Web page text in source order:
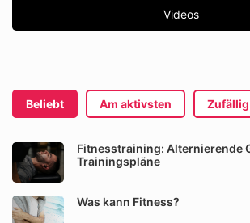
Videos
Beliebt Am aktivsten Zufällig
Fitnesstraining: Alternierende
Trainingspläne
Was kann Fitness?